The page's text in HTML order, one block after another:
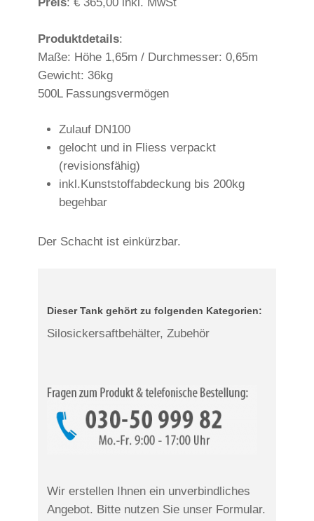
Preis: € 365,00 inkl. MwSt
Produktdetails:
Maße: Höhe 1,65m / Durchmesser: 0,65m
Gewicht: 36kg
500L Fassungsvermögen
Zulauf DN100
gelocht und in Fliess verpackt
(revisionsfähig)
inkl.Kunststoffabdeckung bis 200kg
begehbar
Der Schacht ist einkürzbar.
Dieser Tank gehört zu folgenden Kategorien:
Silosickersaftbehälter, Zubehör
Wir erstellen Ihnen ein unverbindliches
Angebot. Bitte nutzen Sie unser Formular.